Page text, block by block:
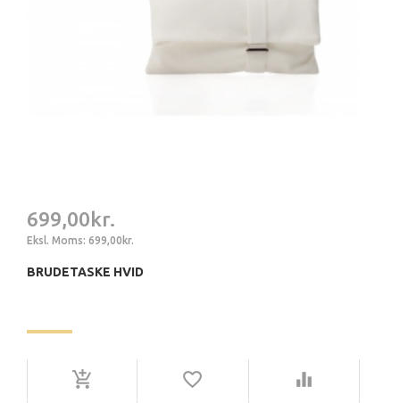
699,00kr.
Eksl. Moms: 699,00kr.
BRUDETASKE HVID